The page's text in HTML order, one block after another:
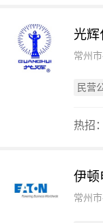
光辉
常州
民营
热招：
伊顿
常州